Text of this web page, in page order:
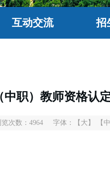
互动交流 招
职）教师资格认
次数： 4964 字体： 【大】 【